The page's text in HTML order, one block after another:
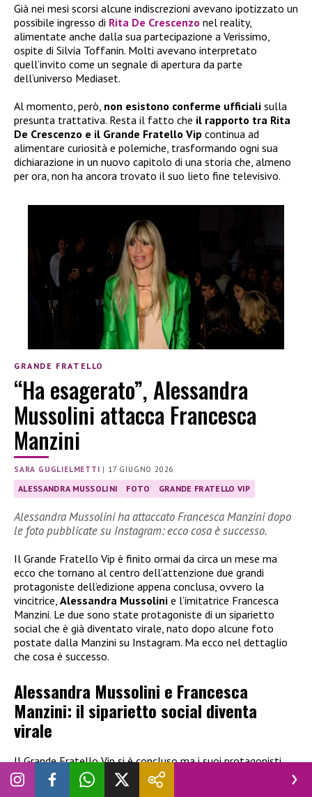
Già nei mesi scorsi alcune indiscrezioni avevano ipotizzato un
possibile ingresso di Rita De Crescenzo nel reality,
alimentate anche dalla sua partecipazione a Verissimo,
ospite di Silvia Toffanin. Molti avevano interpretato
quell’invito come un segnale di apertura da parte
dell’universo Mediaset.
Al momento, però, non esistono conferme ufficiali sulla
presunta trattativa. Resta il fatto che il rapporto tra Rita
De Crescenzo e il Grande Fratello Vip continua ad
alimentare curiosità e polemiche, trasformando ogni sua
dichiarazione in un nuovo capitolo di una storia che, almeno
per ora, non ha ancora trovato il suo lieto fine televisivo.
GRANDE FRATELLO
“Ha esagerato”, Alessandra
Mussolini attacca Francesca
Manzini
SARA GUGLIELMETTI | 17 GIUGNO 2026
ALESSANDRA MUSSOLINI FOTO GRANDE FRATELLO VIP
Alessandra Mussolini ha attaccato Francesca Manzini dopo
le foto pubblicate su Instagram: ecco cosa è successo.
Il Grande Fratello Vip è finito ormai da circa un mese ma
ecco che tornano al centro dell’attenzione due grandi
protagoniste dell’edizione appena conclusa, ovvero la
vincitrice, Alessandra Mussolini e l’imitatrice Francesca
Manzini. Le due sono state protagoniste di un siparietto
social che è già diventato virale, nato dopo alcune foto
postate dalla Manzini su Instagram. Ma ecco nel dettaglio
che cosa è successo.
Alessandra Mussolini e Francesca
Manzini: il siparietto social diventa
virale
Il Grande Fratello Vip si è concluso ma i suoi protagonisti
fanno ancora parlare di sé. Al centro dell’attenzione
Alessandra Mussolini , la trionfatrice dell’edizione